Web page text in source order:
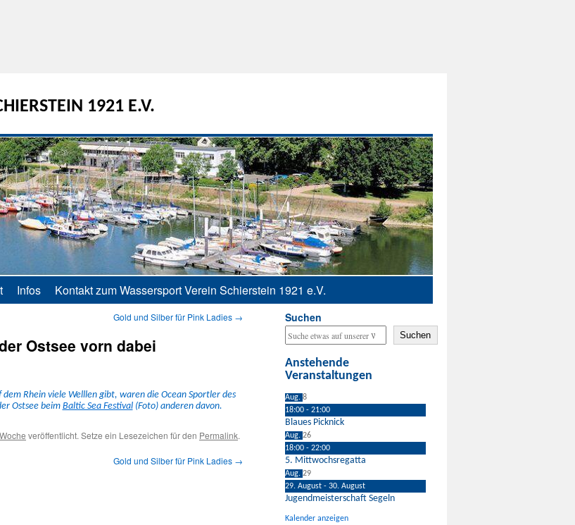
1921 E.V.
Infos Kontakt zum Wassersport Verein Schierstein 1921 e.V.
Gold und Silber für Pink Ladies →
Ostsee vorn dabei
Rhein viele Welllen gibt, waren die Ocean Sportler des
Ost­see beim Baltic Sea Fes­ti­val(Foto) anderen davon.
veröffentlicht. Setze ein Lesezeichen für den Permalink.
Gold und Silber für Pink Ladies →
Suchen
Suchen
Anstehende
Veranstaltungen
Aug. 8
18:00 - 21:00
Blaues Picknick
Aug. 26
18:00 - 22:00
5. Mittwochsregatta
Aug. 29
29. August - 30. August
Jugendmeisterschaft Segeln
Kalender anzeigen